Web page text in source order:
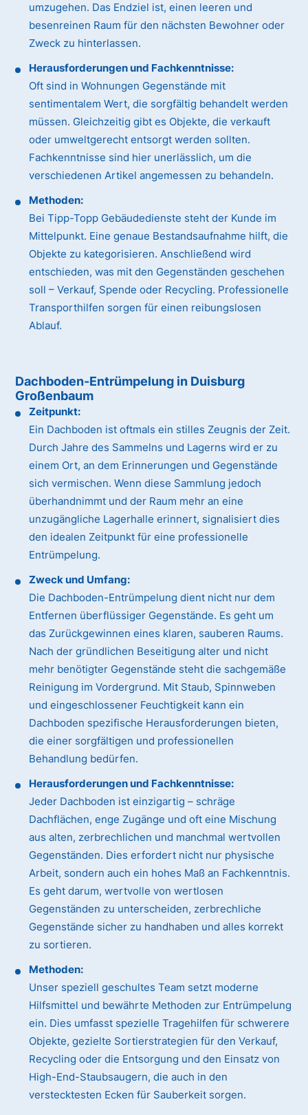
umzugehen. Das Endziel ist, einen leeren und
besenreinen Raum für den nächsten Bewohner oder
Zweck zu hinterlassen.
Herausforderungen und Fachkenntnisse:
Oft sind in Wohnungen Gegenstände mit
sentimentalem Wert, die sorgfältig behandelt werden
müssen. Gleichzeitig gibt es Objekte, die verkauft
oder umweltgerecht entsorgt werden sollten.
Fachkenntnisse sind hier unerlässlich, um die
verschiedenen Artikel angemessen zu behandeln.
Methoden:
Bei Tipp-Topp Gebäudedienste steht der Kunde im
Mittelpunkt. Eine genaue Bestandsaufnahme hilft, die
Objekte zu kategorisieren. Anschließend wird
entschieden, was mit den Gegenständen geschehen
soll – Verkauf, Spende oder Recycling. Professionelle
Transporthilfen sorgen für einen reibungslosen
Ablauf.
Dachboden-Entrümpelung in Duisburg
Großenbaum
Zeitpunkt:
Ein Dachboden ist oftmals ein stilles Zeugnis der Zeit.
Durch Jahre des Sammelns und Lagerns wird er zu
einem Ort, an dem Erinnerungen und Gegenstände
sich vermischen. Wenn diese Sammlung jedoch
überhandnimmt und der Raum mehr an eine
unzugängliche Lagerhalle erinnert, signalisiert dies
den idealen Zeitpunkt für eine professionelle
Entrümpelung.
Zweck und Umfang:
Die Dachboden-Entrümpelung dient nicht nur dem
Entfernen überflüssiger Gegenstände. Es geht um
das Zurückgewinnen eines klaren, sauberen Raums.
Nach der gründlichen Beseitigung alter und nicht
mehr benötigter Gegenstände steht die sachgemäße
Reinigung im Vordergrund. Mit Staub, Spinnweben
und eingeschlossener Feuchtigkeit kann ein
Dachboden spezifische Herausforderungen bieten,
die einer sorgfältigen und professionellen
Behandlung bedürfen.
Herausforderungen und Fachkenntnisse:
Jeder Dachboden ist einzigartig – schräge
Dachflächen, enge Zugänge und oft eine Mischung
aus alten, zerbrechlichen und manchmal wertvollen
Gegenständen. Dies erfordert nicht nur physische
Arbeit, sondern auch ein hohes Maß an Fachkenntnis.
Es geht darum, wertvolle von wertlosen
Gegenständen zu unterscheiden, zerbrechliche
Gegenstände sicher zu handhaben und alles korrekt
zu sortieren.
Methoden:
Unser speziell geschultes Team setzt moderne
Hilfsmittel und bewährte Methoden zur Entrümpelung
ein. Dies umfasst spezielle Tragehilfen für schwerere
Objekte, gezielte Sortierstrategien für den Verkauf,
Recycling oder die Entsorgung und den Einsatz von
High-End-Staubsaugern, die auch in den
verstecktesten Ecken für Sauberkeit sorgen.